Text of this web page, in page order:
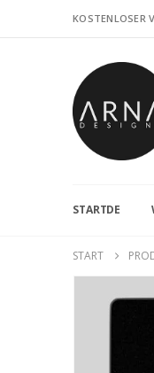
KOSTENLOSER
STARTDE
START